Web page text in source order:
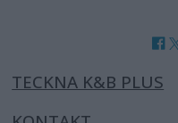
TECKNA K&B PLUS